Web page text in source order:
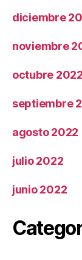
diciembre
noviembre
octubre 2022
septiembre
agosto 2022
julio 2022
junio 2022